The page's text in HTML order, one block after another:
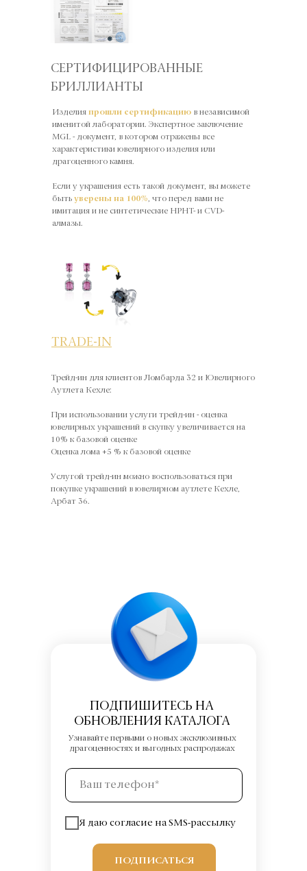
СЕРТИФИЦИРОВАННЫЕ
БРИЛЛИАНТЫ
Изделия прошли сертификацию в независимой
именитой лаборатории. Экспертное заключение
MGL - документ, в котором отражены все
характеристики ювелирного изделия или
драгоценного камня.
Если у украшения есть такой документ, вы можете
быть уверены на 100%, что перед вами не
имитация и не синтетические HPHT- и CVD-
алмазы.
TRADE-IN
Трейд-ин для клиентов Ломбарда 32 и Ювелирного
Аутлета Кехле:
При использовании услуги трейд-ин - оценка
ювелирных украшений в скупку увеличивается на
10% к базовой оценке
Оценка лома +5 % к базовой оценке
Услугой трейд-ин можно воспользоваться при
покупке украшений в ювелирном аутлете Кехле,
Арбат 36.
Я даю согласие на SMS-рассылку
ПОДПИСАТЬСЯ
ПОДПИШИТЕСЬ НА
ОБНОВЛЕНИЯ КАТАЛОГА
Узнавайте первыми о новых эксклюзивных
драгоценностях и выгодных распродажах